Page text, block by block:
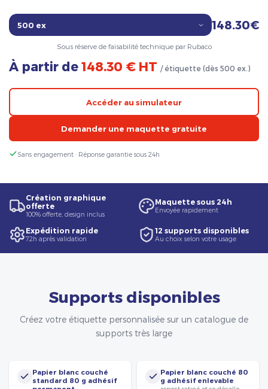
148.30€
Sous réserve de faisabilité technique par Rubaco
À partir de 148.30 € HT / étiquette (dès 500 ex.)
Accéder au simulateur
Demander une maquette gratuite
Sans engagement · Réponse garantie sous 24h
Création graphique
offerte
100% offerte, design inclus
Maquette sous 24h
Envoyée rapidement
Expédition rapide
72h après validation
12 supports disponibles
Au choix selon votre usage
Supports disponibles
Créez votre étiquette personnalisée sur un catalogue de
supports très large
Papier blanc couché
standard 80 g adhésif
Papier blanc couché 80
g adhésif enlevable